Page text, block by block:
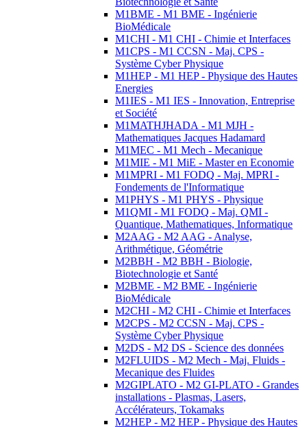
M1BME - M1 BME - Ingénierie
BioMédicale
M1CHI - M1 CHI - Chimie et Interfaces
M1CPS - M1 CCSN - Maj. CPS -
Système Cyber Physique
M1HEP - M1 HEP - Physique des Hautes
Energies
M1IES - M1 IES - Innovation, Entreprise
et Société
M1MATHJHADA - M1 MJH -
Mathematiques Jacques Hadamard
M1MEC - M1 Mech - Mecanique
M1MIE - M1 MiE - Master en Economie
M1MPRI - M1 FODQ - Maj. MPRI -
Fondements de l'Informatique
M1PHYS - M1 PHYS - Physique
M1QMI - M1 FODQ - Maj. QMI -
Quantique, Mathematiques, Informatique
M2AAG - M2 AAG - Analyse,
Arithmétique, Géométrie
M2BBH - M2 BBH - Biologie,
Biotechnologie et Santé
M2BME - M2 BME - Ingénierie
BioMédicale
M2CHI - M2 CHI - Chimie et Interfaces
M2CPS - M2 CCSN - Maj. CPS -
Système Cyber Physique
M2DS - M2 DS - Science des données
M2FLUIDS - M2 Mech - Maj. Fluids -
Mecanique des Fluides
M2GIPLATO - M2 GI-PLATO - Grandes
installations - Plasmas, Lasers,
Accélérateurs, Tokamaks
M2HEP - M2 HEP - Physique des Hautes